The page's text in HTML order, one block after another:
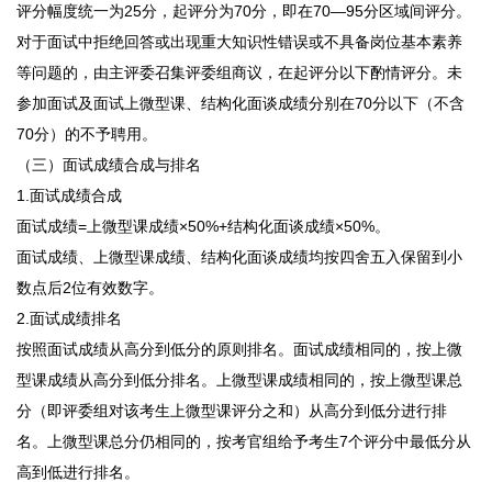
评分幅度统一为25分，起评分为70分，即在70—95分区域间评分。
对于面试中拒绝回答或出现重大知识性错误或不具备岗位基本素养
等问题的，由主评委召集评委组商议，在起评分以下酌情评分。未
参加面试及面试上微型课、结构化面谈成绩分别在70分以下（不含
70分）的不予聘用。
（三）面试成绩合成与排名
1.面试成绩合成
面试成绩=上微型课成绩×50%+结构化面谈成绩×50%。
面试成绩、上微型课成绩、结构化面谈成绩均按四舍五入保留到小
数点后2位有效数字。
2.面试成绩排名
按照面试成绩从高分到低分的原则排名。面试成绩相同的，按上微
型课成绩从高分到低分排名。上微型课成绩相同的，按上微型课总
分（即评委组对该考生上微型课评分之和）从高分到低分进行排
名。上微型课总分仍相同的，按考官组给予考生7个评分中最低分从
高到低进行排名。